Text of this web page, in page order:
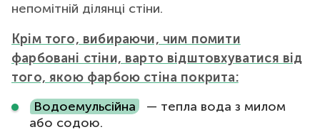
непомітній ділянці стіни.
Крім того, вибираючи, чим помити
фарбовані стіни, варто відштовхуватися від
того, якою фарбою стіна покрита:
Водоемульсійна
— тепла вода з милом
або содою.